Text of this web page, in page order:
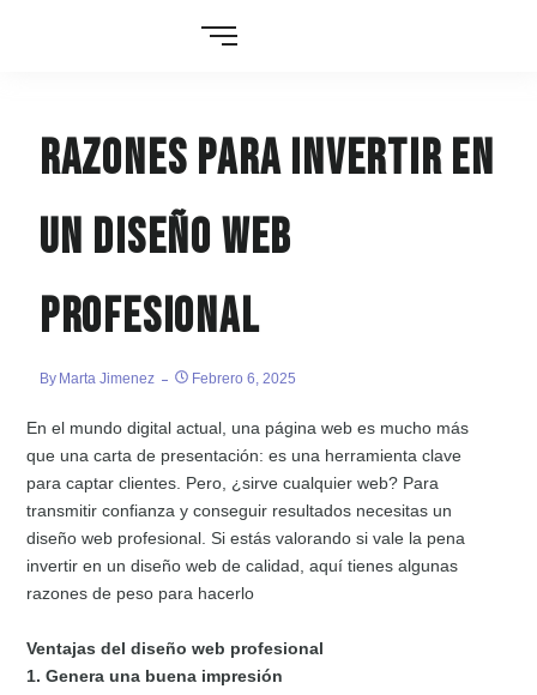
Razones para invertir en
un diseño web
profesional
By Marta Jimenez Febrero 6, 2025
En el mundo digital actual, una página web es mucho más
que una carta de presentación: es una herramienta clave
para captar clientes. Pero, ¿sirve cualquier web? Para
transmitir confianza y conseguir resultados necesitas un
diseño web profesional. Si estás valorando si vale la pena
invertir en un diseño web de calidad, aquí tienes algunas
razones de peso para hacerlo
Ventajas del diseño web profesional
1. Genera una buena impresión